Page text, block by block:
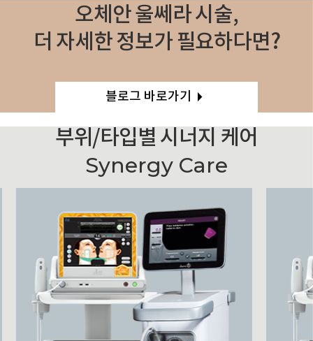
오체안 울쎄라 시술,
더 자세한 정보가 필요하다면?
블로그 바로가기
부위/타입별 시너지 케어
Synergy Care